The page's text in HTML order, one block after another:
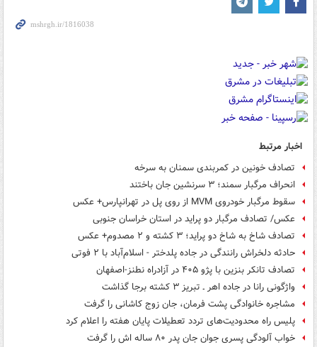
اخبار مرتبط
تصادف خونین در کمربندی سمنان به سرخه
انحراف مرگبار سمند؛ ۳ سرنشین جان باختند
سقوط مرگبار خودروی MVM از روی پل در تهرانپارس+ عکس
عکس/ تصادف مرگبار دو پراید در استان خراسان جنوبی
تصادف شاخ به شاخ دو پراید؛ ۳ کشته و ۲ مصدوم+ عکس
حادثه دلخراش رانندگی در جاده پلدختر - اسلام‌آباد با ۲ فوتی
تصادف تانکر بنزین با پژو ۴۰۵ در آزادراه نطنز-اصفهان
واژگونی رانا در جاده اهر ـ تبریز ۳ کشته برجا گذاشت
مشاجره خانوادگی پشت فرمان، جان زوج کاشانی را گرفت
پلیس راه محدودیت‌های تردد تعطیلات پایان هفته را اعلام کرد
خواب آلودگی پسری جوان جان پدر ۸۰ ساله اش را گرفت